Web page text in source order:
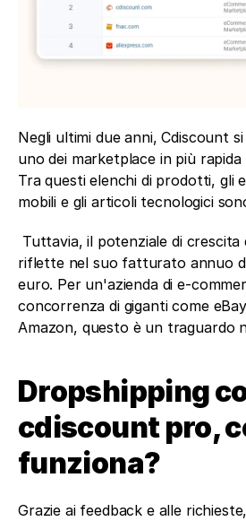
Negli ultimi due anni, Cdiscount
uno dei marketplace in più
Tra questi elenchi di prodotti, gli
mobili e gli articoli tecnologici
Tuttavia, il potenziale di crescita
riflette nel suo fatturato annuo
euro. Per un'azienda di e-
concorrenza di giganti come
Amazon, questo è un traguardo
Dropshipping
cdiscount pro,
funziona?
Grazie ai feedback e alle